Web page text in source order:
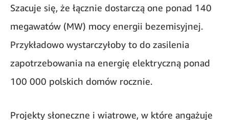
Szacuje się, że łącznie dostarczą one ponad 140
megawatów (MW) mocy energii bezemisyjnej.
Przykładowo wystarczyłoby to do zasilenia
zapotrzebowania na energię elektryczną ponad
100 000 polskich domów rocznie.
Projekty słoneczne i wiatrowe, w które angażuje